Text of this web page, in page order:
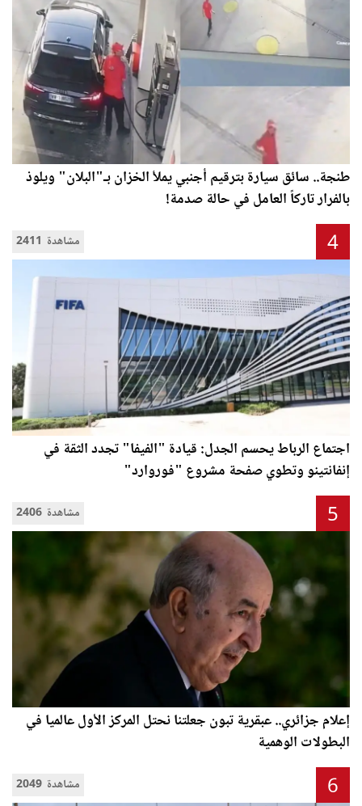
طنجة.. سائق سيارة بترقيم أجنبي يملأ الخزان بـ"البلان" ويلوذ
بالفرار تاركاً العامل في حالة صدمة!
2411 مشاهدة 4
اجتماع الرباط يحسم الجدل: قيادة "الفيفا" تجدد الثقة في
إنفانتينو وتطوي صفحة مشروع "فوروارد"
2406 مشاهدة 5
إعلام جزائري.. عبقرية تبون جعلتنا نحتل المركز الأول عالميا في
البطولات الوهمية
2049 مشاهدة 6